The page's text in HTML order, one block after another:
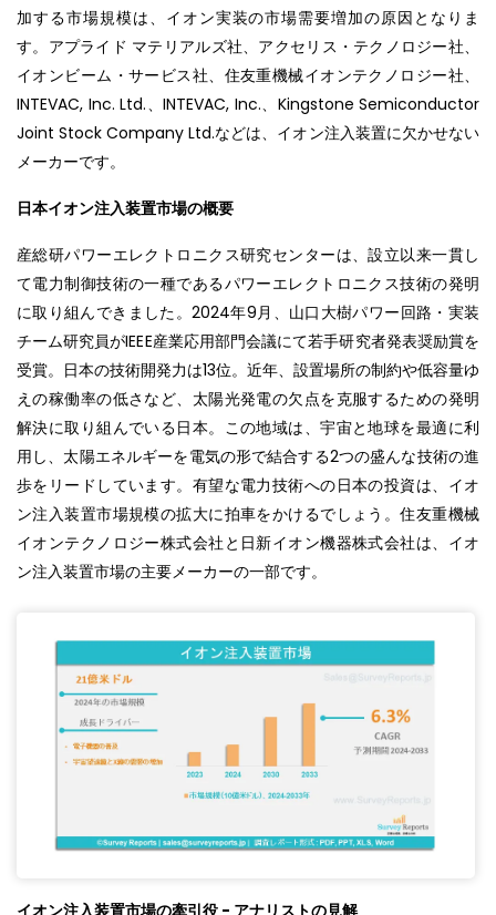
加する市場規模は、イオン実装の市場需要増加の原因となりま
す。アプライド マテリアルズ社、アクセリス・テクノロジー社、
イオンビーム・サービス社、住友重機械イオンテクノロジー社、
INTEVAC, Inc. Ltd.、INTEVAC, Inc.、Kingstone Semiconductor
Joint Stock Company Ltd.などは、イオン注入装置に欠かせない
メーカーです。
日本イオン注入装置市場の概要
産総研パワーエレクトロニクス研究センターは、設立以来一貫し
て電力制御技術の一種であるパワーエレクトロニクス技術の発明
に取り組んできました。2024年9月、山口大樹パワー回路・実装
チーム研究員がIEEE産業応用部門会議にて若手研究者発表奨励賞を
受賞。日本の技術開発力は13位。近年、設置場所の制約や低容量ゆ
えの稼働率の低さなど、太陽光発電の欠点を克服するための発明
解決に取り組んでいる日本。この地域は、宇宙と地球を最適に利
用し、太陽エネルギーを電気の形で結合する2つの盛んな技術の進
歩をリードしています。有望な電力技術への日本の投資は、イオ
ン注入装置市場規模の拡大に拍車をかけるでしょう。住友重機械
イオンテクノロジー株式会社と日新イオン機器株式会社は、イオ
ン注入装置市場の主要メーカーの一部です。
イオン注入装置市場の牽引役 - アナリストの見解